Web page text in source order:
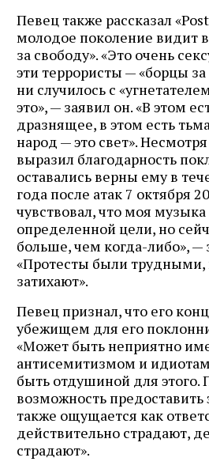
Певец также рассказал
молодое поколение видит
за свободу». «Это очень
эти террористы — «борцы
ни случилось с
это», — заявил он. «В этом
дразнящее, в этом есть
народ — это свет».
выразил благодарность
оставались верны ему в
года после атак 7 октября
чувствовал, что моя
определенной цели, но
больше, чем когда-либо», —
«Протесты были
затихают».
Певец признал, что его
убежищем для его
«Может быть неприятно
антисемитизмом и
быть отдушиной для этого.
возможность
также ощущается как
действительно страдают,
страдают».